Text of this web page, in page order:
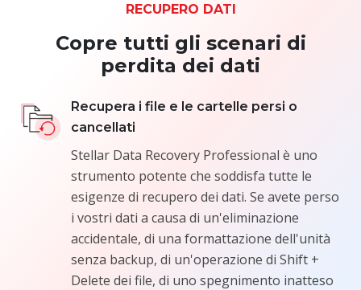
RECUPERO DATI
Copre tutti gli scenari di
perdita dei dati
Recupera i file e le cartelle persi o
cancellati
Stellar Data Recovery Professional è uno
strumento potente che soddisfa tutte le
esigenze di recupero dei dati. Se avete perso
i vostri dati a causa di un'eliminazione
accidentale, di una formattazione dell'unità
senza backup, di un'operazione di Shift +
Delete dei file, di uno spegnimento inatteso